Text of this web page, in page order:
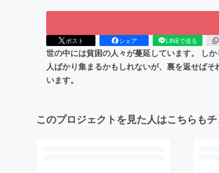
ポスト シェア LINEで送る
世の中には貧困の人々が蔓延しています。 し
人ばかり集まるかもしれないが、裏を返せば
います。
このプロジェクトを見た人はこちらも